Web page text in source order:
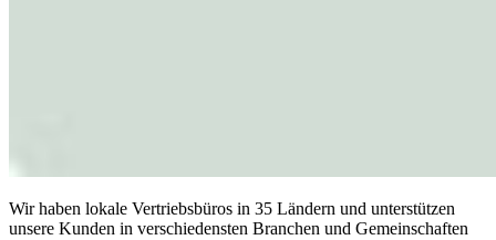
Wir haben lokale Vertriebsbüros in 35 Ländern und unterstützen
unsere Kunden in verschiedensten Branchen und Gemeinschaften